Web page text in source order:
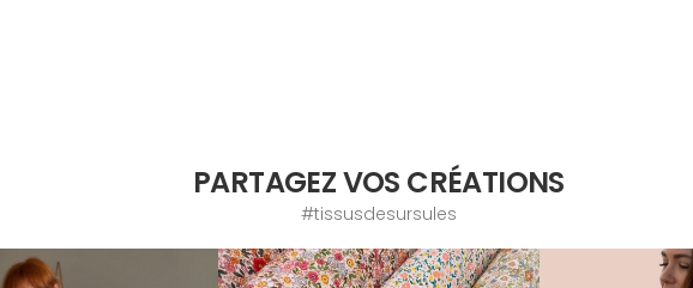
PARTAGEZ VOS CRÉATIONS
#tissusdesursules